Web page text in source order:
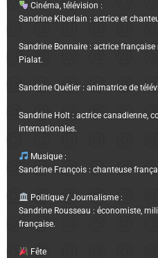
Cinéma, télévision :
Sandrine Kiberlain : actrice et
Sandrine Bonnaire : actrice
Pialat.
Sandrine Quétier : animatrice de
Sandrine Holt : actrice canadienne,
internationales.
Musique :
Sandrine François : chanteuse
Politique / Journalisme :
Sandrine Rousseau : économiste,
française.
Fête